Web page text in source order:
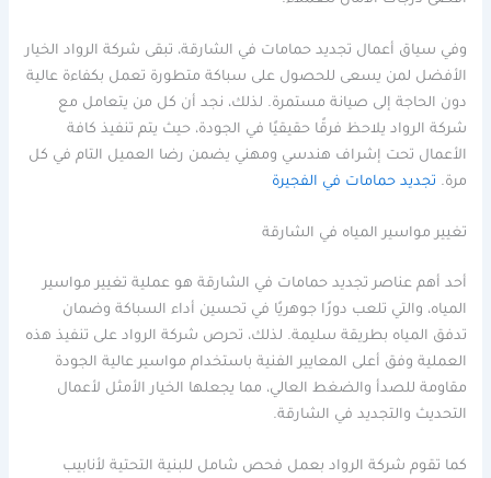
وفي سياق أعمال تجديد حمامات في الشارقة، تبقى شركة الرواد الخيار
الأفضل لمن يسعى للحصول على سباكة متطورة تعمل بكفاءة عالية
دون الحاجة إلى صيانة مستمرة. لذلك، نجد أن كل من يتعامل مع
شركة الرواد يلاحظ فرقًا حقيقيًا في الجودة، حيث يتم تنفيذ كافة
الأعمال تحت إشراف هندسي ومهني يضمن رضا العميل التام في كل
مرة. تجديد حمامات في الفجيرة
تغيير مواسير المياه في الشارقة
أحد أهم عناصر تجديد حمامات في الشارقة هو عملية تغيير مواسير
المياه، والتي تلعب دورًا جوهريًا في تحسين أداء السباكة وضمان
تدفق المياه بطريقة سليمة. لذلك، تحرص شركة الرواد على تنفيذ هذه
العملية وفق أعلى المعايير الفنية باستخدام مواسير عالية الجودة
مقاومة للصدأ والضغط العالي، مما يجعلها الخيار الأمثل لأعمال
التحديث والتجديد في الشارقة.
كما تقوم شركة الرواد بعمل فحص شامل للبنية التحتية لأنابيب